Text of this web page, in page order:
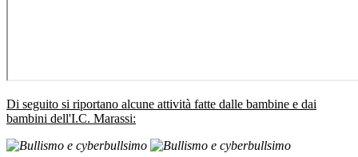
Di seguito si riportano alcune attività fatte dalle bambine e dai
bambini dell'I.C. Marassi: